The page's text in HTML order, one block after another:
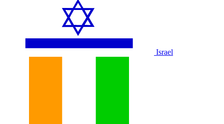
Israel